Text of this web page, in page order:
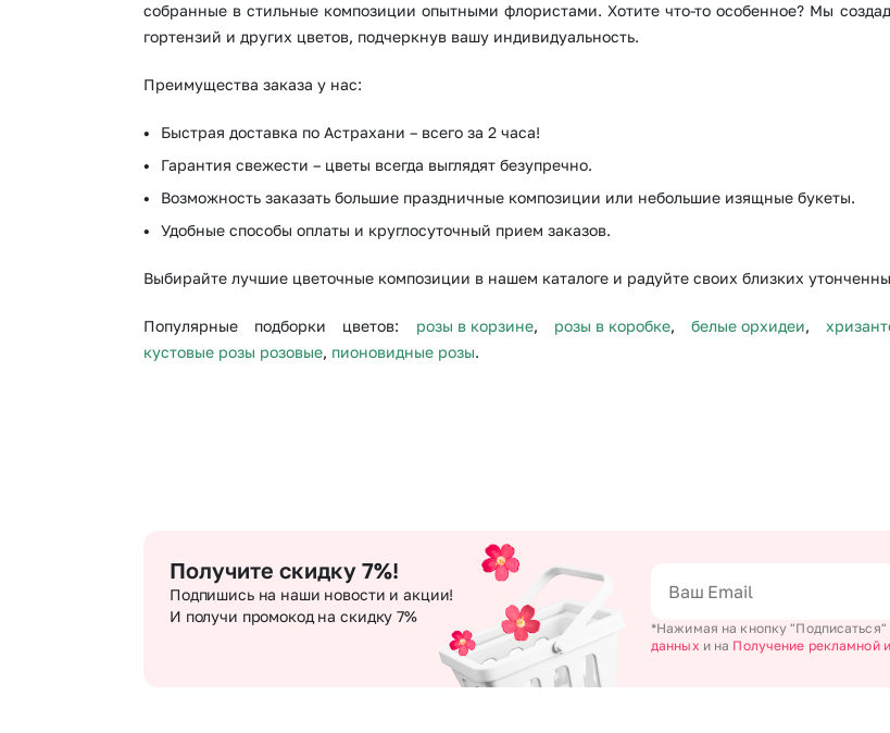
собранные в стильные композиции опытными флористами. Хотите что-то особенное? Мы
гортензий и других цветов, подчеркнув вашу индивидуальность.
Преимущества заказа у нас:
Быстрая доставка по Астрахани – всего за 2 часа!
Гарантия свежести – цветы всегда выглядят безупречно.
Возможность заказать большие праздничные композиции или небольшие изящные букеты.
Удобные способы оплаты и круглосуточный прием заказов.
Выбирайте лучшие цветочные композиции в нашем каталоге и радуйте своих близких
Популярные подборки цветов: розы в корзине, розы в коробке,белые орхидеи,
кустовые розы розовые, пионовидные розы.
Получите скидку 7%!
Подпишись на наши новости и акции!
И получи промокод на скидку 7%
*Нажимая на кнопку
данных и на Получение рекламной